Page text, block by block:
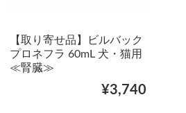
【取り寄せ品】ビルバック
プロネフラ 60mL 犬・猫用
≪腎臓≫
¥3,740